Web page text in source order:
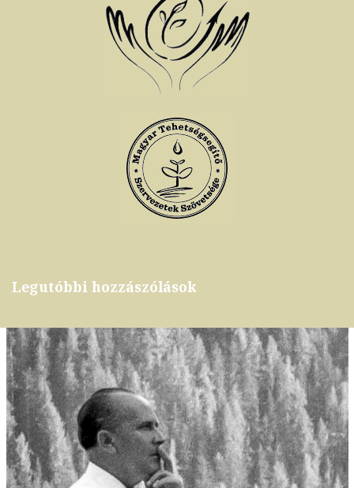
Legutóbbi hozzászólások